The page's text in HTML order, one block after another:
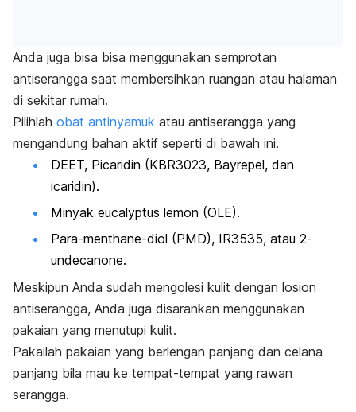
Anda juga bisa bisa menggunakan semprotan
antiserangga saat membersihkan ruangan atau halaman
di sekitar rumah.
Pilihlah obat antinyamuk atau antiserangga yang
mengandung bahan aktif seperti di bawah ini.
DEET, Picaridin (KBR3023, Bayrepel, dan
icaridin).
Minyak eucalyptus lemon (OLE).
Para-menthane-diol (PMD), IR3535, atau 2-
undecanone.
Meskipun Anda sudah mengolesi kulit dengan losion
antiserangga, Anda juga disarankan menggunakan
pakaian yang menutupi kulit.
Pakailah pakaian yang berlengan panjang dan celana
panjang bila mau ke tempat-tempat yang rawan
serangga.